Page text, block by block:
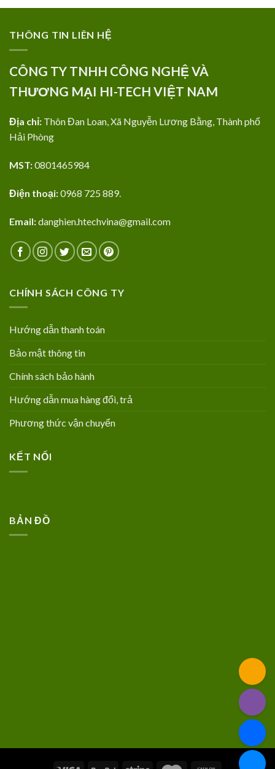
THÔNG TIN LIÊN HỆ
CÔNG TY TNHH CÔNG NGHỆ VÀ
THƯƠNG MẠI HI-TECH VIỆT NAM
Địa chỉ: Thôn Đan Loan, Xã Nguyễn Lương Bằng, Thành phố
Hải Phòng
MST:0801465984
Điện thoại:0968 725 889.
Email:danghien.htechvina@gmail.com
CHÍNH SÁCH CÔNG TY
Hướng dẫn thanh toán
Bảo mật thông tin
Chính sách bảo hành
Hướng dẫn mua hàng đổi, trả
Phương thức vận chuyển
KẾT NỐI
BẢN ĐỒ